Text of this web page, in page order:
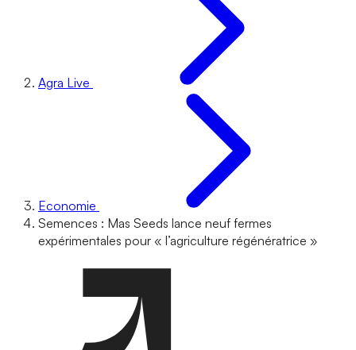
Agra Live
Economie
Semences : Mas Seeds lance neuf fermes
expérimentales pour « l’agriculture régénératrice »